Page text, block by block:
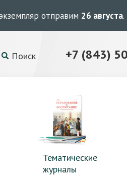
отправим 26 августа.
Поиск +7 (843)
Тематические
журналы